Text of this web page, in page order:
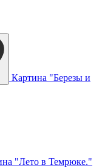
Картина "Березы и
"Лето в Темрюке."